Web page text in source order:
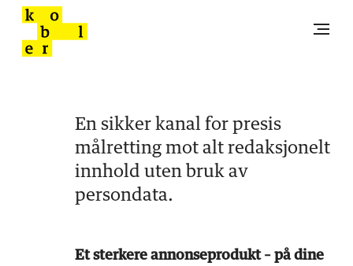
En sikker kanal for presis
målretting mot alt redaksjonelt
innhold uten bruk av
persondata.
Et sterkere annonseprodukt – på dine